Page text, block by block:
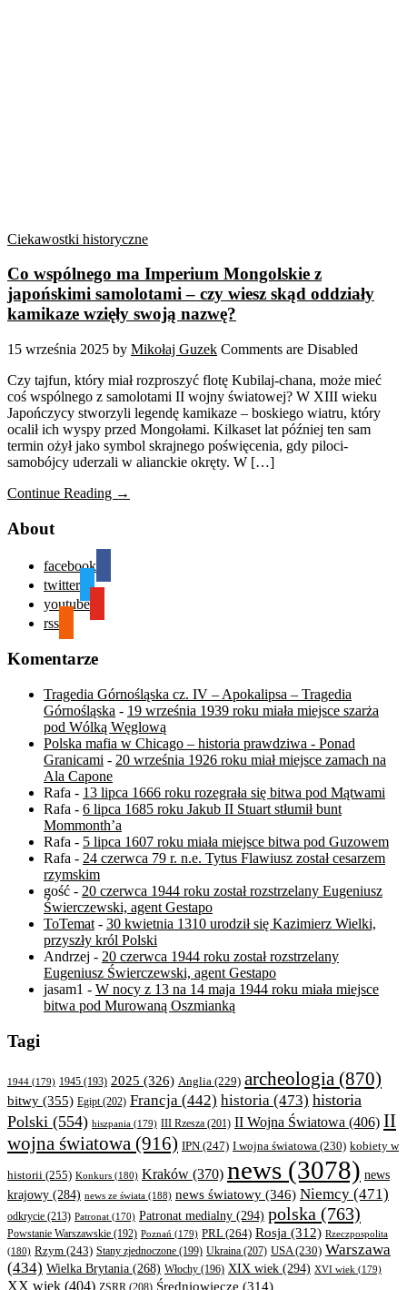
Ciekawostki historyczne
Co wspólnego ma Imperium Mongolskie z
japońskimi samolotami – czy wiesz skąd oddziały
kamikaze wzięły swoją nazwę?
15 września 2025 by Mikołaj Guzek Comments are Disabled
Czy tajfun, który miał rozproszyć flotę Kubilaj-chana, może mieć
coś wspólnego z samolotami II wojny światowej? W XIII wieku
Japończycy stworzyli legendę kamikaze – boskiego wiatru, który
ocalił ich wyspy przed Mongołami. Kilkaset lat później ten sam
termin ożył jako symbol skrajnego poświęcenia, gdy piloci-
samobójcy uderzali w alianckie okręty. W […]
Continue Reading →
About
facebook
twitter
youtube
rss
Komentarze
Tragedia Górnośląska cz. IV – Apokalipsa – Tragedia
Górnośląska - 19 września 1939 roku miała miejsce szarża
pod Wólką Węglową
Polska mafia w Chicago – historia prawdziwa - Ponad
Granicami - 20 września 1926 roku miał miejsce zamach na
Ala Capone
Rafa - 13 lipca 1666 roku rozegrała się bitwa pod Mątwami
Rafa - 6 lipca 1685 roku Jakub II Stuart stłumił bunt
Mommonth’a
Rafa - 5 lipca 1607 roku miała miejsce bitwa pod Guzowem
Rafa - 24 czerwca 79 r. n.e. Tytus Flawiusz został cesarzem
rzymskim
gość - 20 czerwca 1944 roku został rozstrzelany Eugeniusz
Świerczewski, agent Gestapo
ToTemat - 30 kwietnia 1310 urodził się Kazimierz Wielki,
przyszły król Polski
Andrzej - 20 czerwca 1944 roku został rozstrzelany
Eugeniusz Świerczewski, agent Gestapo
jasam1 - W nocy z 13 na 14 maja 1944 roku miała miejsce
bitwa pod Murowaną Oszmianką
Tagi
1944 (179) 1945 (193) 2025 (326) Anglia (229) archeologia (870)
bitwy (355) Egipt(202) Francja (442) historia (473) historia
Polski (554) hiszpania (179) III Rzesza (201) II Wojna Światowa (406) II
wojna światowa (916) IPN (247) I wojna światowa (230) kobiety w
historii (255) Konkurs (180) Kraków (370) news (3078) news
krajowy (284) news ze świata (188) news światowy (346) Niemcy (471)
odkrycie (213) Patronat (170) Patronat medialny (294) polska (763)
Powstanie Warszawskie (192) Poznań (179) PRL(264) Rosja (312) Rzeczpospolita
(180) Rzym (243) Stany zjednoczone (199) Ukraina (207) USA(230) Warszawa
(434) Wielka Brytania (268) Włochy (196) XIX wiek (294) XVI wiek (179)
XX wiek (404) Średniowiecze (314)